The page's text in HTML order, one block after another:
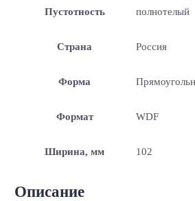
Пустотность полнотелый
Страна Россия
Форма
Формат WDF
Ширина, мм 102
Описание